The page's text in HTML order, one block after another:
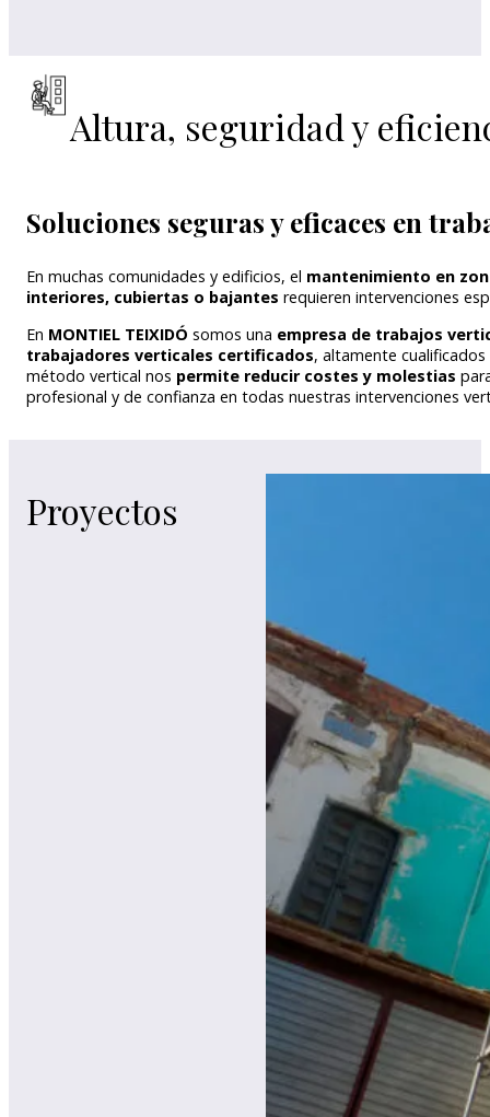
Altura, seguridad y
Soluciones seguras y eficaces en
En muchas comunidades y edificios, el mantenimiento en
interiores, cubiertas o bajantes requieren intervenciones
En MONTIEL TEIXIDÓ somos una empresa de trabajos
trabajadores verticales certificados, altamente
método vertical nos permite reducir costes y molestias
profesional y de confianza en todas nuestras intervenciones
Proyectos